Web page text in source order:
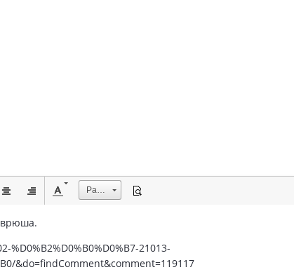
Размер
21013-
&do=findComment&comment=119117